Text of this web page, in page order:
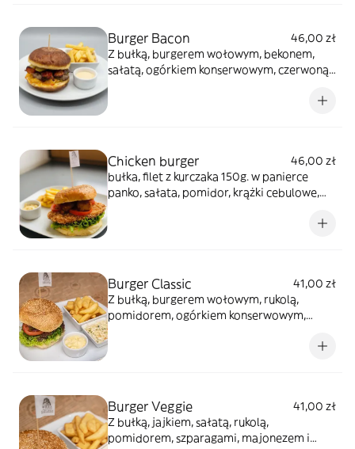
Burger Bacon
46,00 zł
Z bułką, burgerem wołowym, bekonem,
sałatą, ogórkiem konserwowym, czerwoną
Chicken burger
46,00 zł
bułka, filet z kurczaka 150g. w panierce
panko, sałata, pomidor, krążki cebulowe,
Burger Classic
41,00 zł
Z bułką, burgerem wołowym, rukolą,
pomidorem, ogórkiem konserwowym,
Burger Veggie
41,00 zł
Z bułką, jajkiem, sałatą, rukolą,
pomidorem, szparagami, majonezem i